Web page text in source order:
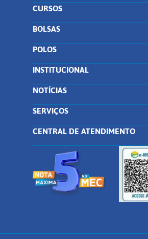
CURSOS
BOLSAS
POLOS
INSTITUCIONAL
NOTÍCIAS
SERVIÇOS
CENTRAL DE ATENDIMENTO